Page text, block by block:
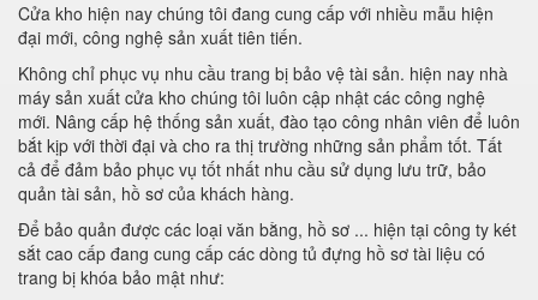
Cửa kho hiện nay chúng tôi đang cung cấp với nhiều mẫu hiện
đại mới, công nghệ sản xuất tiên tiến.
Không chỉ phục vụ nhu cầu trang bị bảo vệ tài sản. hiện nay nhà
máy sản xuất cửa kho chúng tôi luôn cập nhật các công nghệ
mới. Nâng cấp hệ thống sản xuất, đào tạo công nhân viên để luôn
bắt kịp với thời đại và cho ra thị trường những sản phẩm tốt. Tất
cả để đảm bảo phục vụ tốt nhất nhu cầu sử dụng lưu trữ, bảo
quản tài sản, hồ sơ của khách hàng.
Để bảo quản được các loại văn bằng, hồ sơ ... hiện tại công ty két
sắt cao cấp đang cung cấp các dòng tủ đựng hồ sơ tài liệu có
trang bị khóa bảo mật như: